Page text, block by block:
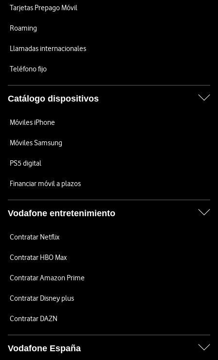
Tarjetas Prepago Móvil
Roaming
Llamadas internacionales
Teléfono fijo
Catálogo dispositivos
Móviles iPhone
Móviles Samsung
PS5 digital
Financiar móvil a plazos
Vodafone entretenimiento
Contratar Netflix
Contratar HBO Max
Contratar Amazon Prime
Contratar Disney plus
Contratar DAZN
Vodafone España